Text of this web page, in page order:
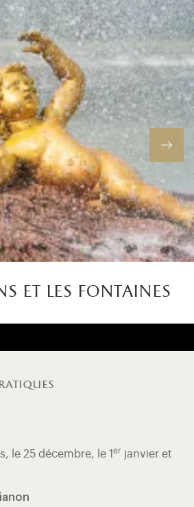
et les fontaines
le 25 décembre, le 1 er janvier et